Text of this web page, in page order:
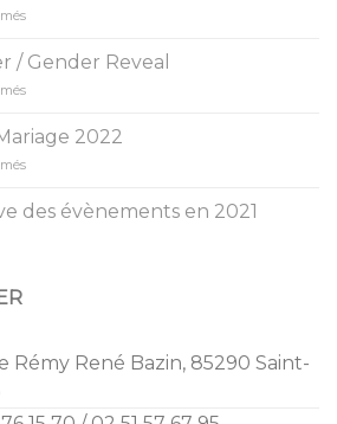
sur
idées
pour
de
/ Gender Reveal
sur
Shower
Gender
2022
sur
Mariage
des évènements en 2021
Rémy René Bazin, 85290 Saint-